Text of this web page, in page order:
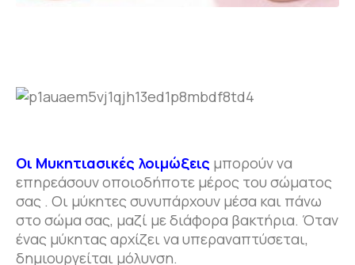
Οι Μυκητιασικές λοιμώξεις μπορούν να
επηρεάσουν οποιοδήποτε μέρος του σώματος
σας . Οι μύκητες συνυπάρχουν μέσα και πάνω
στο σώμα σας, μαζί με διάφορα βακτήρια. Όταν
ένας μύκητας αρχίζει να υπεραναπτύσεται,
δημιουργείται μόλυνση.